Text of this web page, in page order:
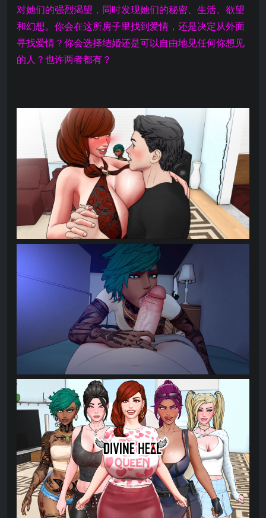
对她们的强烈渴望，同时发现她们的秘密、生活、欲望
和幻想。你会在这所房子里找到爱情，还是决定从外面
寻找爱情？你会选择结婚还是可以自由地见任何你想见
的人？也许两者都有？